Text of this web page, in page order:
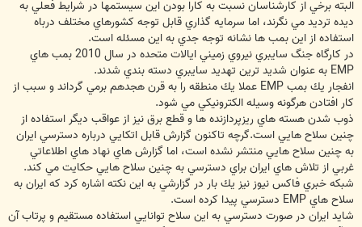
البته برخي از كارشناسان نسبت به كارا بودن اين سيستمها در شرايط فعلي به
ديده ترديد مي نگرند، اما سرمايه گذاري قابل توجه كشورهاي مختلف درباه
استفاده از اين بمب ها نشانه توجه جدي به اين مسئله است.
در كارگاه جنگ سايبري نيروي زميني ايالات متحده در سال 2010 بمب هاي
EMP به عنوان شديد ترين تهديد سايبري دسته بندي شدند.
انفجار يك بمب EMP عملا يك منطقه را به قرن هجدهم برمي گرداند و سبب از
كار افتادن هرگونه وسيله الكترونيكي مي شود.
ذوب شدن هسته هاي ريزپردازنده ها و قطع برق نيز از عواقب ديگر استفاده از
چنين سلاح هايي است.گرچه تاكنون گزارش قابل اتكايي درباره دسترسي ايران
به چنين سلاح هايي منتشر نشده است، اما گزارش هاي نهاد هاي اطلاعاتي
غربي از تلاش هاي ايران براي دسترسي به چنين سلاح هايي حكايت مي كند.
شبكه خبري فاكس نيوز نيز يك بار در گزارشي به اين نكته اشاره كرد كه ايران به
سلاح هاي EMP دسترسي پيدا كرده است.
شايد ايران در صورت دسترسي به اين سلاح توانايي استفاده مستقيم و پرتاب آن